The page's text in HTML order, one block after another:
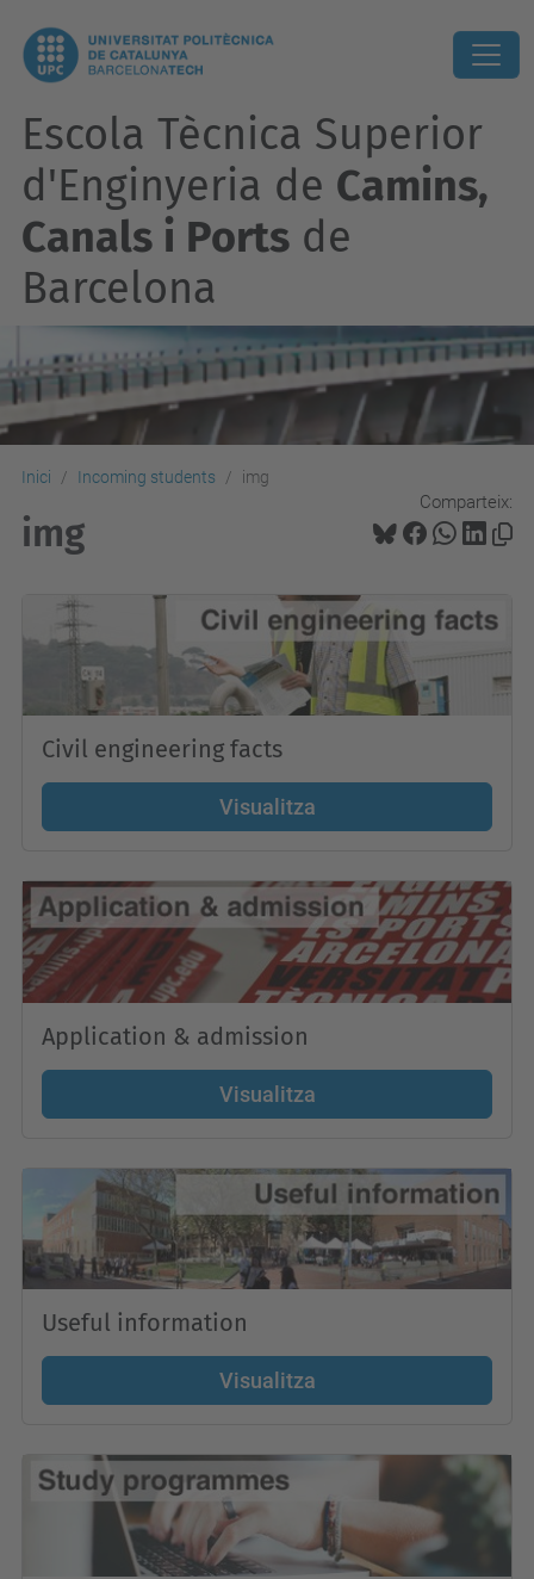
Escola Tècnica Superior
d'Enginyeria de Camins,
Canals i Ports de
Barcelona
Inici Incoming students img
Comparteix:
img
Civil engineering facts
Visualitza
Application & admission
Visualitza
Useful information
Visualitza